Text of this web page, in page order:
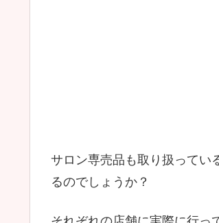
サロン専売品も取り扱ってい
るのでしょうか？